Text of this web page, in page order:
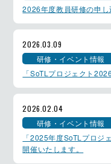
2026年度教員研修の申し
2026.03.09
研修・イベント情報
「SoTLプロジェクト
2026.02.04
研修・イベント情報
「2025年度SoTLプロジ
開催いたします。